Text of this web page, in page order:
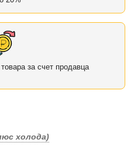
за счет продавца
холода)